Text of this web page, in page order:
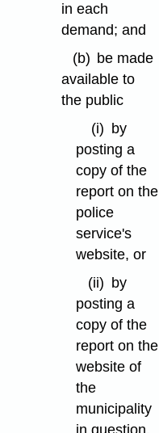
in each
demand; and
(b) be made
available to
the public
(i) by
posting a
copy of the
report on the
police
service's
website, or
(ii) by
posting a
copy of the
report on the
website of
the
municipality
in question,